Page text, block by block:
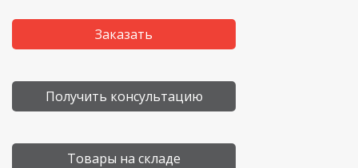
Заказать
Получить консультацию
Товары на складе